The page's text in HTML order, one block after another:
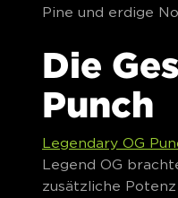
Pine und erdige
Die
Punch
Legendary OG
Legend OG
zusätzliche